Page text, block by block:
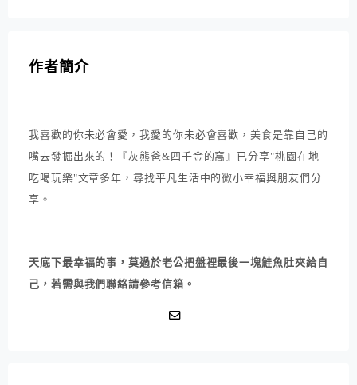
作者簡介
我喜歡的你未必會愛，我愛的你未必會喜歡，美食是靠自己的
嘴去發掘出來的！『灰熊爸&四千金的窩』已分享"桃園在地
吃喝玩樂"文章多年，尋找平凡生活中的微小幸福與朋友們分
享。
天底下最幸福的事，莫過於老公把盤裡最後一塊鮭魚肚夾給自
己，若需與我們聯絡請參考信箱。